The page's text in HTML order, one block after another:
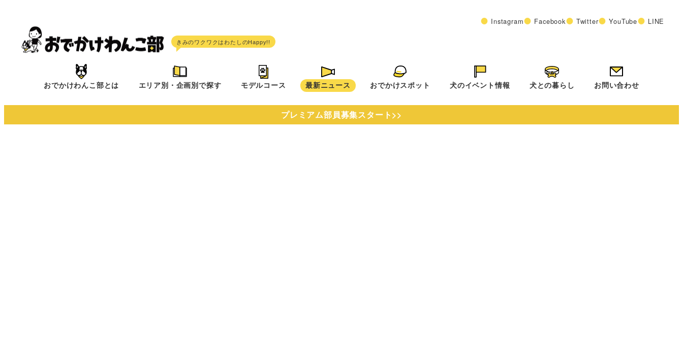
へ
Instagram Facebook Twitter YouTube LINE
おでかけわんこ部とは エリア別・企画別で探す モデルコース 最新ニュース おでかけスポット 犬のイベント情報 犬との暮らし お問い合わせ
プレミアム部員募集スタート>>